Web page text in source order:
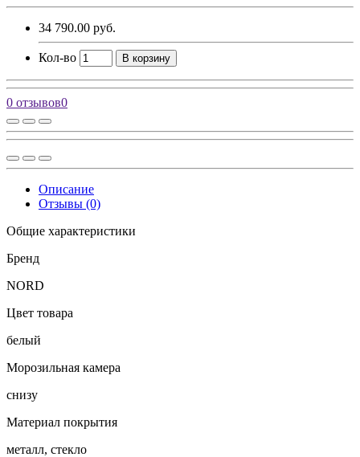
34 790.00 руб.
Кол-во В корзину
0 отзывов0
Описание
Отзывы (0)
Общие характеристики
Бренд
NORD
Цвет товара
белый
Морозильная камера
снизу
Материал покрытия
металл, стекло